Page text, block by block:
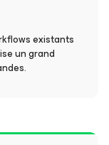
existants
un grand